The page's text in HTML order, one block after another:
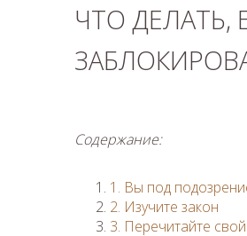
ЧТО ДЕЛАТЬ,
Содержание:
1. Вы под
2. Изучите закон
3. Перечитайте